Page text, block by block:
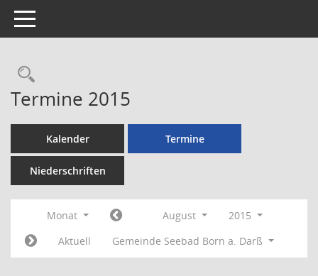
Toggle navigation
Rechercheauswahl
Termine 2015
Kalender Termine
Niederschriften
Monat August
2015
Aktuell
Gemeinde Seebad Born a. Darß